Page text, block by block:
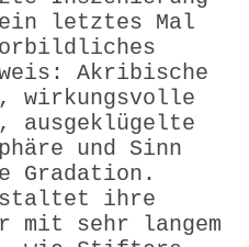
letztes Mal
Akribische
wirkungsvolle
ausgeklügelte
und Sinn
Gradation.
ihre
mit sehr langem